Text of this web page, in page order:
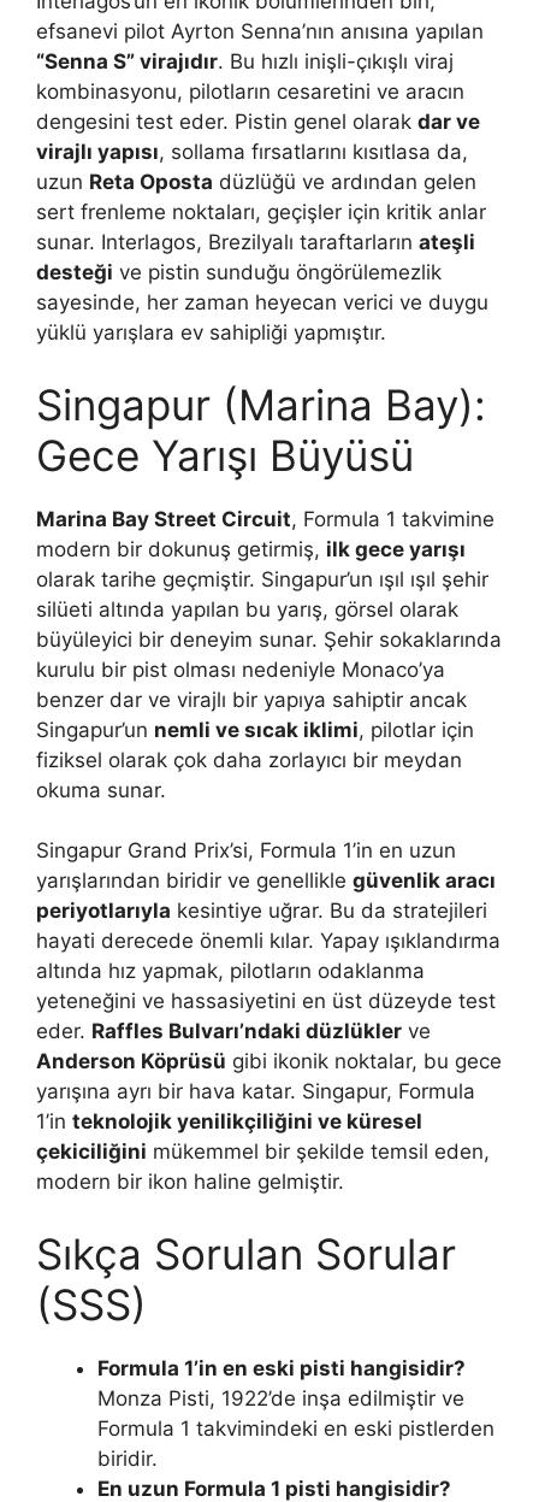
efsanevi pilot Ayrton Senna’nın anısına yapılan
“Senna S” virajıdır. Bu hızlı inişli-çıkışlı viraj
kombinasyonu, pilotların cesaretini ve aracın
dengesini test eder. Pistin genel olarak dar ve
virajlı yapısı, sollama fırsatlarını kısıtlasa da,
uzun Reta Oposta düzlüğü ve ardından gelen
sert frenleme noktaları, geçişler için kritik anlar
sunar. Interlagos, Brezilyalı taraftarların ateşli
desteği ve pistin sunduğu öngörülemezlik
sayesinde, her zaman heyecan verici ve duygu
yüklü yarışlara ev sahipliği yapmıştır.
Singapur (Marina Bay):
Gece Yarışı Büyüsü
Marina Bay Street Circuit, Formula 1 takvimine
modern bir dokunuş getirmiş, ilk gece yarışı
olarak tarihe geçmiştir. Singapur’un ışıl ışıl şehir
silüeti altında yapılan bu yarış, görsel olarak
büyüleyici bir deneyim sunar. Şehir sokaklarında
kurulu bir pist olması nedeniyle Monaco’ya
benzer dar ve virajlı bir yapıya sahiptir ancak
Singapur’un nemli ve sıcak iklimi, pilotlar için
fiziksel olarak çok daha zorlayıcı bir meydan
okuma sunar.
Singapur Grand Prix’si, Formula 1’in en uzun
yarışlarından biridir ve genellikle güvenlik aracı
periyotlarıyla kesintiye uğrar. Bu da stratejileri
hayati derecede önemli kılar. Yapay ışıklandırma
altında hız yapmak, pilotların odaklanma
yeteneğini ve hassasiyetini en üst düzeyde test
eder. Raffles Bulvarı’ndaki düzlükler ve
Anderson Köprüsü gibi ikonik noktalar, bu gece
yarışına ayrı bir hava katar. Singapur, Formula
1’in teknolojik yenilikçiliğini ve küresel
çekiciliğini mükemmel bir şekilde temsil eden,
modern bir ikon haline gelmiştir.
Sıkça Sorulan Sorular
(SSS)
Formula 1’in en eski pisti hangisidir?
Monza Pisti, 1922’de inşa edilmiştir ve
Formula 1 takvimindeki en eski pistlerden
biridir.
En uzun Formula 1 pisti hangisidir?